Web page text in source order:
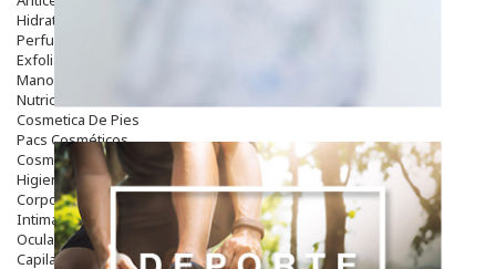
Hidratantes Corporales
Perfumes Y Colonias
Exfoliantes Corporales
Manos Y Uñas
Nutricosmética
Cosmetica De Pies
Pacs Cosméticos
Cosmetica Facial Piel Sensible
Higiene
Corporal
Intima
Ocular
Capilar